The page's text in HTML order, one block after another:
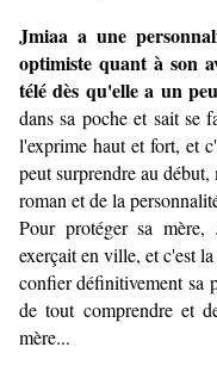
Jmiaa a une
optimiste quant à son
télé dès qu'elle a un
dans sa poche et sait se
l'exprime haut et fort, et
peut surprendre au
roman et de la
Pour protéger sa
exerçait en ville, et c'est
confier définitivement sa
de tout comprendre et
mère...